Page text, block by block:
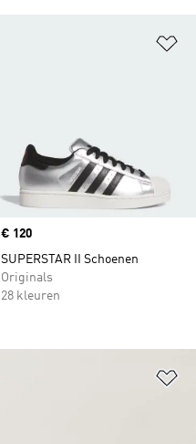
Price
€ 120
SUPERSTAR II Schoenen
Originals
28 kleuren